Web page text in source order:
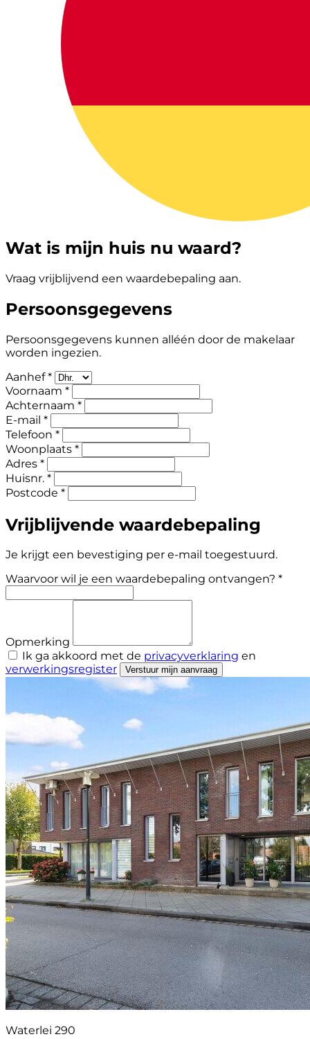
Wat is mijn huis nu waard?
Vraag vrijblijvend een waardebepaling aan.
Persoonsgegevens
Persoonsgegevens kunnen alléén door de makelaar
worden ingezien.
Aanhef *
Voornaam *
Achternaam *
E-mail *
Telefoon *
Woonplaats *
Adres *
Huisnr. *
Postcode *
Vrijblijvende waardebepaling
Je krijgt een bevestiging per e-mail toegestuurd.
Waarvoor wil je een waardebepaling ontvangen? *
Opmerking
Ik ga akkoord met de privacyverklaring en
verwerkingsregister
Verstuur mijn aanvraag
Waterlei 290